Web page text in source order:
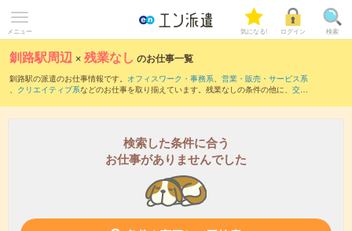
メニュー 気になる! ログイン 検索
釧路駅周辺 ×残業なし のお仕事一覧
釧路駅の派遣のお仕事情報です。 オフィスワーク・事務系、 営業・販売・サービス系
、 クリエイティブ系などのお仕事を取り揃えています。残業なしの条件の他に、 交通
検索した条件に合う
お仕事がありませんでした